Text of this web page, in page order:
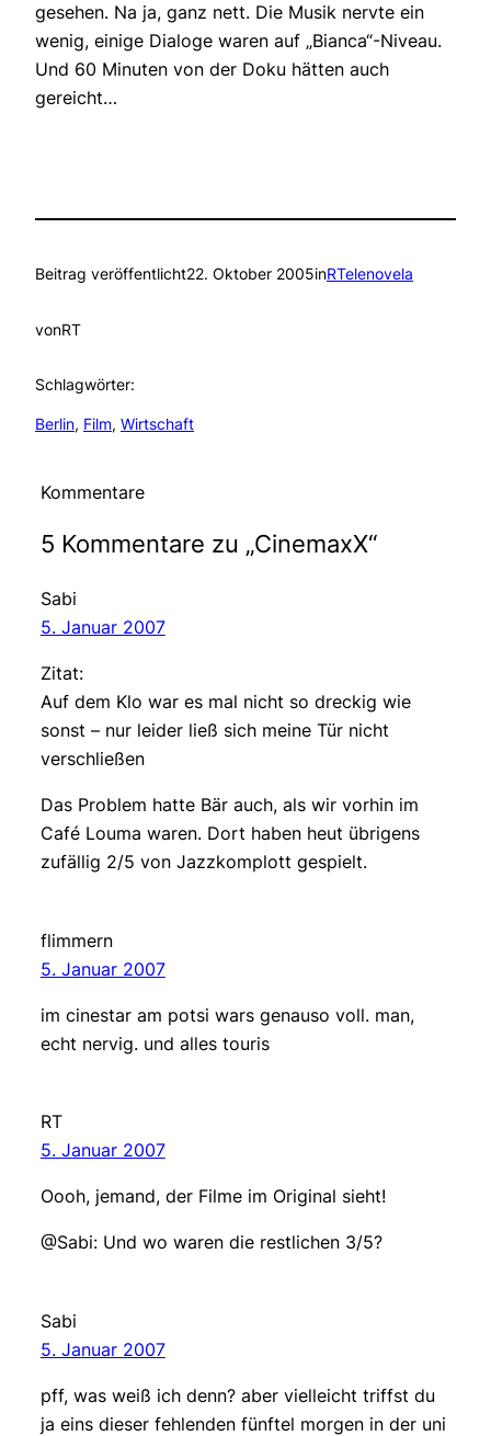
gesehen. Na ja, ganz nett. Die Musik nervte ein
wenig, einige Dialoge waren auf „Bianca“-Niveau.
Und 60 Minuten von der Doku hätten auch
gereicht…
Beitrag veröffentlicht22. Oktober 2005inRTelenovela
vonRT
Schlagwörter:
Berlin, Film, Wirtschaft
Kommentare
5 Kommentare zu „CinemaxX“
Sabi
5. Januar 2007
Zitat:
Auf dem Klo war es mal nicht so dreckig wie
sonst – nur leider ließ sich meine Tür nicht
verschließen
Das Problem hatte Bär auch, als wir vorhin im
Café Louma waren. Dort haben heut übrigens
zufällig 2/5 von Jazzkomplott gespielt.
flimmern
5. Januar 2007
im cinestar am potsi wars genauso voll. man,
echt nervig. und alles touris
RT
5. Januar 2007
Oooh, jemand, der Filme im Original sieht!
@Sabi: Und wo waren die restlichen 3/5?
Sabi
5. Januar 2007
pff, was weiß ich denn? aber vielleicht triffst du
ja eins dieser fehlenden fünftel morgen in der uni